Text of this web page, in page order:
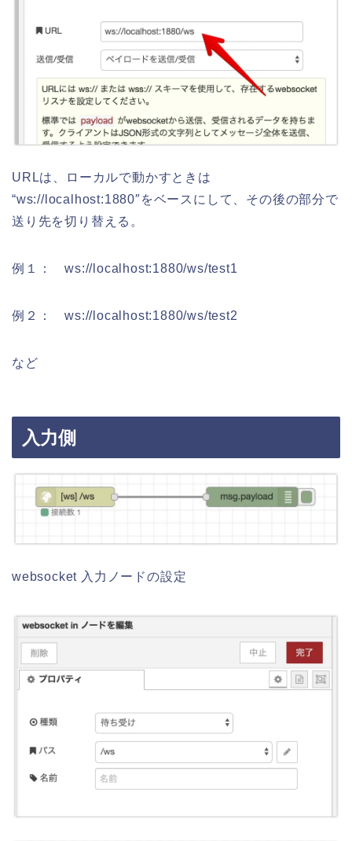
URLは、ローカルで動かすときは
“ws://localhost:1880″をベースにして、その後の部分で
送り先を切り替える。
例１： ws://localhost:1880/ws/test1
例２： ws://localhost:1880/ws/test2
など
入力側
websocket 入力ノードの設定